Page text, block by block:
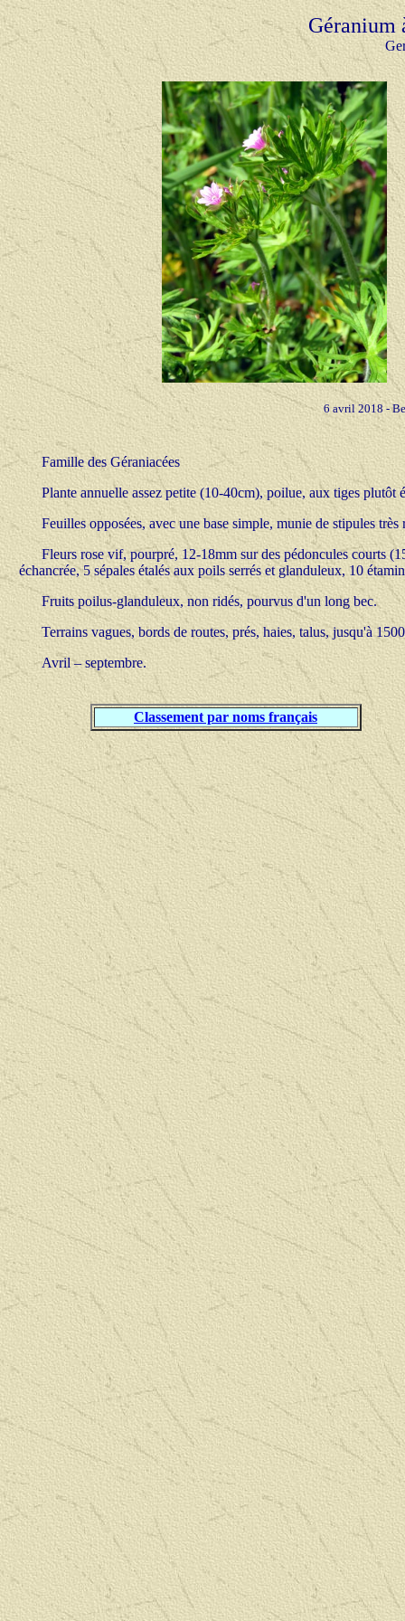
Géranium
6 avril 2018 -
Famille des Géraniacées
Plante annuelle assez petite (10-40cm), poilue, aux tiges plutôt
Feuilles opposées, avec une base simple, munie de stipules
Fleurs rose vif, pourpré, 12-18mm sur des pédoncules courts
échancrée, 5 sépales étalés aux poils serrés et glanduleux, 10
Fruits poilus-glanduleux, non ridés, pourvus d'un long bec.
Terrains vagues, bords de routes, prés, haies, talus, jusqu'à
Avril– septembre.
Classement par noms français